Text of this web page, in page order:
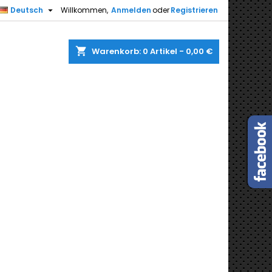
Willkommen, AnmeldenoderRegistrieren
Deutsch 
shopping_cart Warenkorb: 0 Artikel - 0,00 €